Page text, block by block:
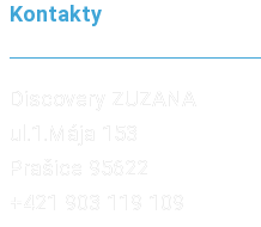
Kontakty